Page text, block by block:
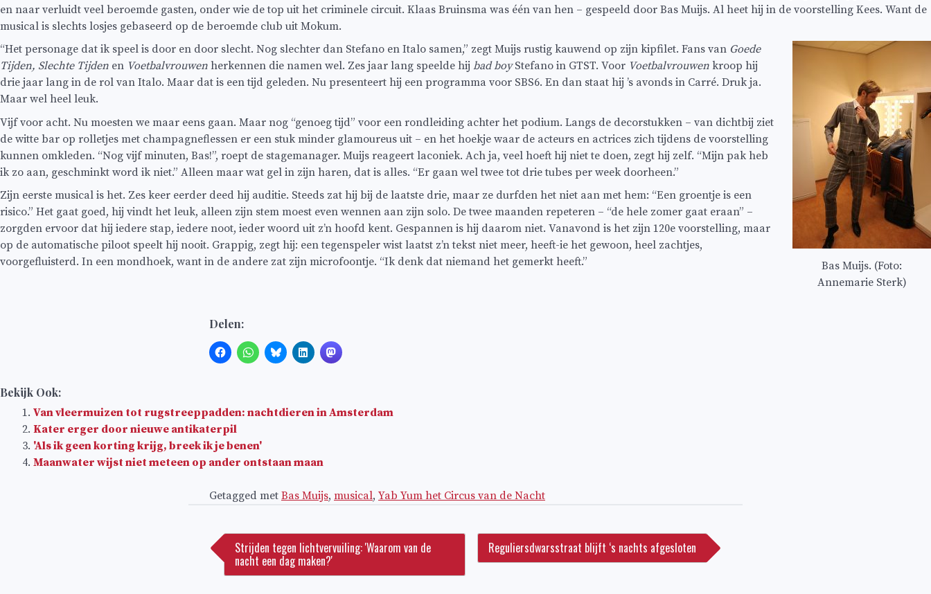
en naar verluidt veel beroemde gasten, onder wie de top uit het criminele circuit. Klaas Bruinsma was één van hen – gespeeld door Bas Muijs. Al heet hij in de voorstelling Kees. Want de
musical is slechts losjes gebaseerd op de beroemde club uit Mokum.
Bas Muijs. (Foto:
Annemarie Sterk)
“Het personage dat ik speel is door en door slecht. Nog slechter dan Stefano en Italo samen,” zegt Muijs rustig kauwend op zijn kipfilet. Fans van Goede
Tijden, Slechte Tijden en Voetbalvrouwen herkennen die namen wel. Zes jaar lang speelde hij bad boyStefano in GTST. Voor Voetbalvrouwen kroop hij
drie jaar lang in de rol van Italo. Maar dat is een tijd geleden. Nu presenteert hij een programma voor SBS6. En dan staat hij ’s avonds in Carré. Druk ja.
Maar wel heel leuk.
Vijf voor acht. Nu moesten we maar eens gaan. Maar nog “genoeg tijd” voor een rondleiding achter het podium. Langs de decorstukken – van dichtbij ziet
de witte bar op rolletjes met champagneflessen er een stuk minder glamoureus uit – en het hoekje waar de acteurs en actrices zich tijdens de voorstelling
kunnen omkleden. “Nog vijf minuten, Bas!”, roept de stagemanager. Muijs reageert laconiek. Ach ja, veel hoeft hij niet te doen, zegt hij zelf. “Mijn pak heb
ik zo aan, geschminkt word ik niet.” Alleen maar wat gel in zijn haren, dat is alles. “Er gaan wel twee tot drie tubes per week doorheen.”
Zijn eerste musical is het. Zes keer eerder deed hij auditie. Steeds zat hij bij de laatste drie, maar ze durfden het niet aan met hem: “Een groentje is een
risico.” Het gaat goed, hij vindt het leuk, alleen zijn stem moest even wennen aan zijn solo. De twee maanden repeteren – “de hele zomer gaat eraan” –
zorgden ervoor dat hij iedere stap, iedere noot, ieder woord uit z’n hoofd kent. Gespannen is hij daarom niet. Vanavond is het zijn 120e voorstelling, maar
op de automatische piloot speelt hij nooit. Grappig, zegt hij: een tegenspeler wist laatst z’n tekst niet meer, heeft-ie het gewoon, heel zachtjes,
voorgefluisterd. In een mondhoek, want in de andere zat zijn microfoontje. “Ik denk dat niemand het gemerkt heeft.”
Delen:
Bekijk Ook:
Van vleermuizen tot rugstreeppadden: nachtdieren in Amsterdam
Kater erger door nieuwe antikaterpil
'Als ik geen korting krijg, breek ik je benen'
Maanwater wijst niet meteen op ander ontstaan maan
Getagged met Bas Muijs, musical, Yab Yum het Circus van de Nacht
navigatie
Strijden tegen lichtvervuiling: 'Waarom van de
nacht een dag maken?'
Reguliersdwarsstraat blijft ‘s nachts afgesloten